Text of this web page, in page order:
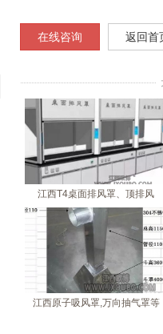
在线咨询 返回首
江西T4桌面排风罩、顶排风
江西原子吸风罩,万向抽气罩等